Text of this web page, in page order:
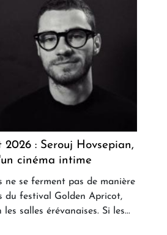
: Serouj Hovsepian,
cinéma intime
ne se ferment pas de manière
du festival Golden Apricot,
salles érévanaises. Si les...